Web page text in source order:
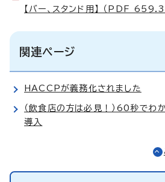
【バー、スタンド用】 （PDF
関連ページ
HACCPが義務化されました
（飲食店の方は必見！）60秒で
導入